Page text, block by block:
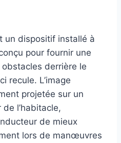
un dispositif installé à
pour fournir une
derrière le
recule. L’image
projetée sur un
de l’habitacle,
de mieux
lors de manœuvres